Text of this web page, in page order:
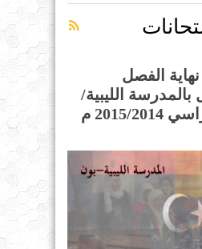
الفصل
بالمدرسة الليبية/
بون للعام الدراسي 2015/2014 م